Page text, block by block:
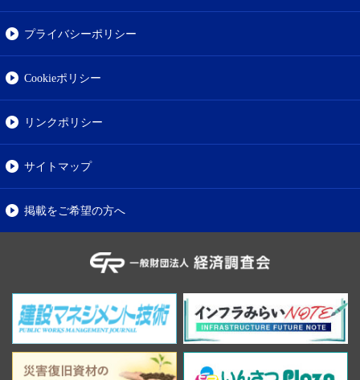
プライバシーポリシー
Cookieポリシー
リンクポリシー
サイトマップ
掲載をご希望の方へ